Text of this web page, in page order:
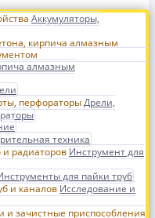
Аккумуляторы,
алмазным
Дрели,
техника
Инструмент для
для пайки труб
Исследование и